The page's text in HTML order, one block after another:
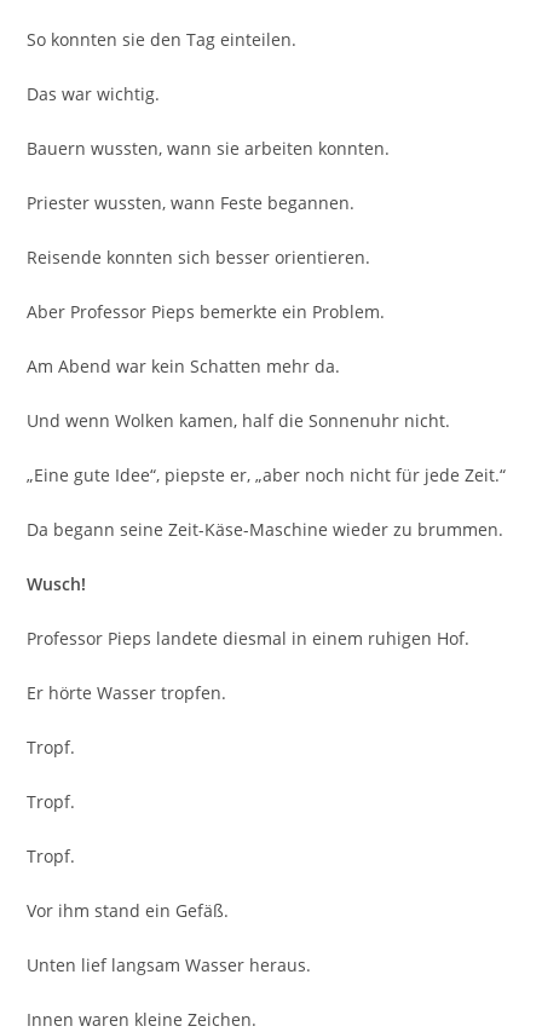
So konnten sie den Tag einteilen.
Das war wichtig.
Bauern wussten, wann sie arbeiten konnten.
Priester wussten, wann Feste begannen.
Reisende konnten sich besser orientieren.
Aber Professor Pieps bemerkte ein Problem.
Am Abend war kein Schatten mehr da.
Und wenn Wolken kamen, half die Sonnenuhr nicht.
„Eine gute Idee“, piepste er, „aber noch nicht für jede Zeit.“
Da begann seine Zeit-Käse-Maschine wieder zu brummen.
Wusch!
Professor Pieps landete diesmal in einem ruhigen Hof.
Er hörte Wasser tropfen.
Tropf.
Tropf.
Tropf.
Vor ihm stand ein Gefäß.
Unten lief langsam Wasser heraus.
Innen waren kleine Zeichen.